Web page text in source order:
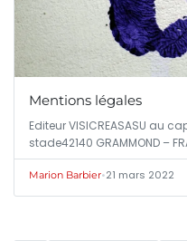
Mentions légales
Editeur VISICREASASU au
stade42140 GRAMMOND –
Marion Barbier•21 mars 2022